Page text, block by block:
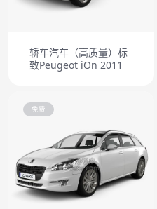
轿车汽车（高质量）标
致Peugeot iOn 2011
免费